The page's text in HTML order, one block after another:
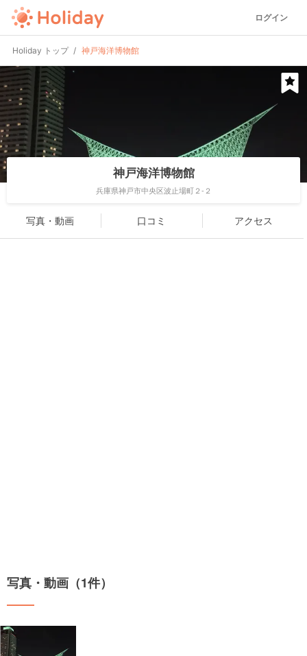
ログイン
Holiday トップ 神戸海洋博物館
神戸海洋博物館
兵庫県神戸市中央区波止場町２-２
写真・動画 口コミ アクセス
写真・動画（1件）